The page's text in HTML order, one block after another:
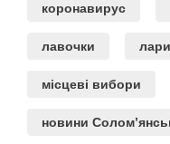
коронавирус
лавочки
місцеві вибори
новини